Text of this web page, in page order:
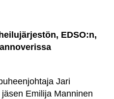
EDSO:n,
Jari
Emilija Manninen